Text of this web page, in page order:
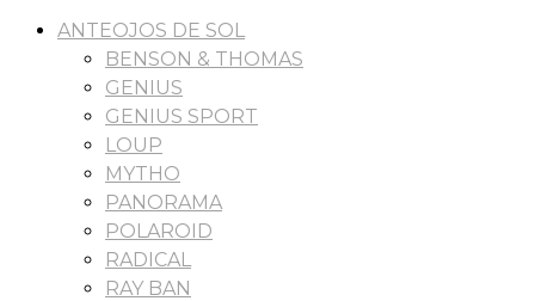
ANTEOJOS DE SOL
BENSON & THOMAS
GENIUS
GENIUS SPORT
LOUP
MYTHO
PANORAMA
POLAROID
RADICAL
RAY BAN